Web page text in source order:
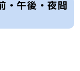
・午後・夜間